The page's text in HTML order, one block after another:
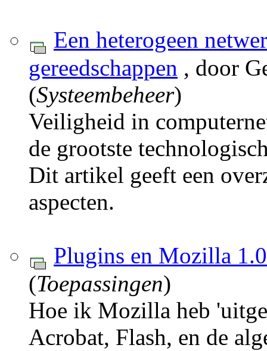
Een heterogeen
gereedschappen , door
(Systeembeheer)
Veiligheid in
de grootste
Dit artikel geeft een
aspecten.
Plugins en Mozilla 1.0
(Toepassingen)
Hoe ik Mozilla heb
Acrobat, Flash, en de